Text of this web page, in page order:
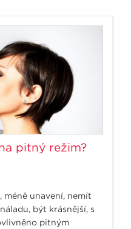
pitný režim?
unavení, nemít
být krásnější, s
pitným